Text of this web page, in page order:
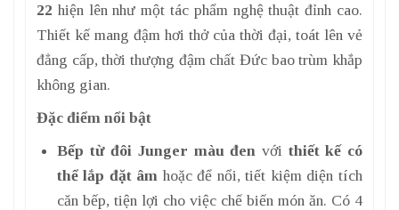
22 hiện lên như một tác phẩm nghệ thuật đỉnh cao.
Thiết kế mang đậm hơi thở của thời đại, toát lên vẻ
đẳng cấp, thời thượng đậm chất Đức bao trùm khắp
không gian.
Đặc điểm nổi bật
Bếp từ đôi Junger màu đen với thiết kế có
thể lắp đặt âm hoặc để nổi, tiết kiệm diện tích
căn bếp, tiện lợi cho việc chế biến món ăn. Có 4